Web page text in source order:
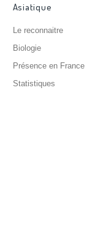
Asiatique
Le reconnaitre
Biologie
Présence en France
Statistiques